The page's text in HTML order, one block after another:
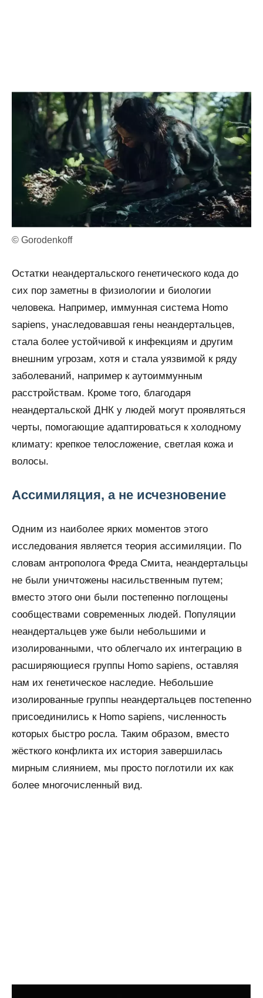
© Gorodenkoff
Остатки неандертальского генетического кода до
сих пор заметны в физиологии и биологии
человека. Например, иммунная система Homo
sapiens, унаследовавшая гены неандертальцев,
стала более устойчивой к инфекциям и другим
внешним угрозам, хотя и стала уязвимой к ряду
заболеваний, например к аутоиммунным
расстройствам. Кроме того, благодаря
неандертальской ДНК у людей могут проявляться
черты, помогающие адаптироваться к холодному
климату: крепкое телосложение, светлая кожа и
волосы.
Ассимиляция, а не исчезновение
Одним из наиболее ярких моментов этого
исследования является теория ассимиляции. По
словам антрополога Фреда Смита, неандертальцы
не были уничтожены насильственным путем;
вместо этого они были постепенно поглощены
сообществами современных людей. Популяции
неандертальцев уже были небольшими и
изолированными, что облегчало их интеграцию в
расширяющиеся группы Homo sapiens, оставляя
нам их генетическое наследие. Небольшие
изолированные группы неандертальцев постепенно
присоединились к Homo sapiens, численность
которых быстро росла. Таким образом, вместо
жёсткого конфликта их история завершилась
мирным слиянием, мы просто поглотили их как
более многочисленный вид.